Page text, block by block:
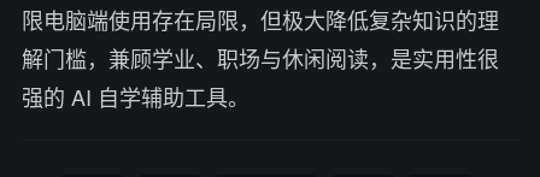
限电脑端使用存在局限，但极大降低复杂知识的理
解门槛，兼顾学业、职场与休闲阅读，是实用性很
强的 AI 自学辅助工具。